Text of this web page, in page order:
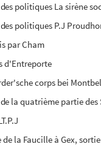
politiques La sirène
politiques P.J
par Cham
d'Entreporte
corps bei
de la quatrième partie
de la Faucille à Gex,